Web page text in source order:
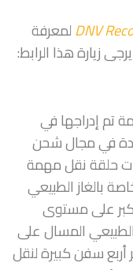
DNVلمعرفة
زيارة هذا الرابط:
تم إدراجها في
وكشركة رائدة في مجال شحن
حلقة نقل مهمة
بالغاز الطبيعي
على مستوى
الغاز الطبيعي المسال على
سفن كبيرة لنقل